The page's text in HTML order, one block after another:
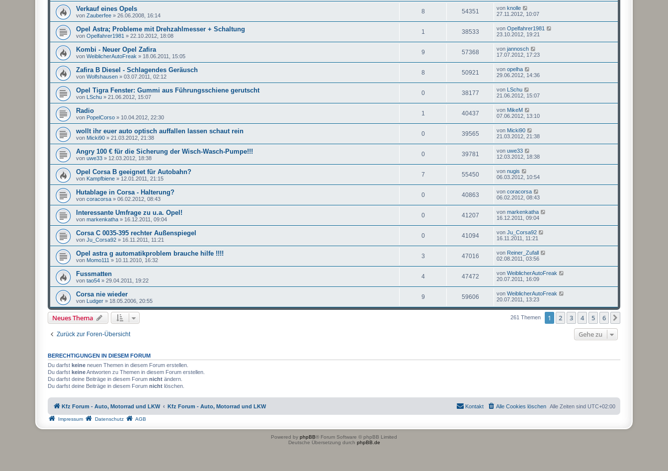
Verkauf eines Opels
von Zauberfee » 26.06.2008, 16:14
8 54351 von knolle
27.11.2012, 10:07
Opel Astra; Probleme mit Drehzahlmesser + Schaltung
von Opelfahrer1981 » 22.10.2012, 18:08
1 38533 von Opelfahrer1981
23.10.2012, 19:21
Kombi - Neuer Opel Zafira
von WeiblicherAutoFreak » 18.06.2011, 15:05
9 57368 von jannosch
17.07.2012, 17:23
Zafira B Diesel - Schlagendes Geräusch
von Wolfshausen » 03.07.2011, 02:12
8 50921 von opelha
29.06.2012, 14:36
Opel Tigra Fenster: Gummi aus Führungsschiene gerutscht
von LSchu » 21.06.2012, 15:07
0 38177 von LSchu
21.06.2012, 15:07
Radio
von PopelCorso » 10.04.2012, 22:30
1 40437 von MikeM
07.06.2012, 13:10
wollt ihr euer auto optisch auffallen lassen schaut rein
von Micki90 » 21.03.2012, 21:38
0 39565 von Micki90
21.03.2012, 21:38
Angry 100 € für die Sicherung der Wisch-Wasch-Pumpe!!!
von uwe33 » 12.03.2012, 18:38
0 39781 von uwe33
12.03.2012, 18:38
Opel Corsa B geeignet für Autobahn?
von Kampfbiene » 12.01.2011, 21:15
7 55450 von nugis
06.03.2012, 10:54
Hutablage in Corsa - Halterung?
von coracorsa » 06.02.2012, 08:43
0 40863 von coracorsa
06.02.2012, 08:43
Interessante Umfrage zu u.a. Opel!
von markenkatha » 16.12.2011, 09:04
0 41207 von markenkatha
16.12.2011, 09:04
Corsa C 0035-395 rechter Außenspiegel
von Ju_Corsa92 » 16.11.2011, 11:21
0 41094 von Ju_Corsa92
16.11.2011, 11:21
Opel astra g automatikproblem brauche hilfe !!!!
von Momo111 » 10.11.2010, 16:32
3 47016 von Reiner_Zufall
02.08.2011, 03:56
Fussmatten
von tao54 » 29.04.2011, 19:22
4 47472 von WeiblicherAutoFreak
20.07.2011, 16:09
Corsa nie wieder
von Ludger » 18.05.2006, 20:55
9 59606 von WeiblicherAutoFreak
20.07.2011, 13:23
Neues Thema 261 Themen 1 2 3 4 5 6
Zurück zur Foren-Übersicht Gehe zu
BERECHTIGUNGEN IN DIESEM FORUM
Du darfst keine neuen Themen in diesem Forum erstellen.
Du darfst keineAntworten zu Themen in diesem Forum erstellen.
Du darfst deine Beiträge in diesem Forum nicht ändern.
Du darfst deine Beiträge in diesem Forum nicht löschen.
Kfz Forum - Auto, Motorrad und LKW Kfz Forum - Auto, Motorrad und LKW Alle Zeiten sind UTC+02:00
Alle Cookies löschen
Kontakt
Impressum Datenschutz AGB
Powered by phpBB® Forum Software © phpBB Limited
Deutsche Übersetzung durch phpBB.de